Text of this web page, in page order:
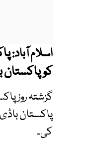
اسلام آباد:
کو
گزشتہ روز
پاکستان
کی۔